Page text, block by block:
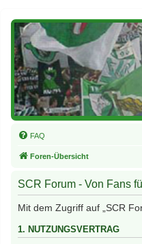
FAQ
Foren-Übersicht
SCR Forum - Von Fans
Mit dem Zugriff auf „SCR
1. NUTZUNGSVERTRAG